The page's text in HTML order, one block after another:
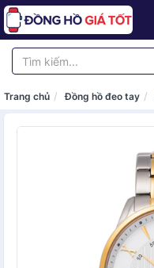
Trang chủ Đồng hồ đeo tay